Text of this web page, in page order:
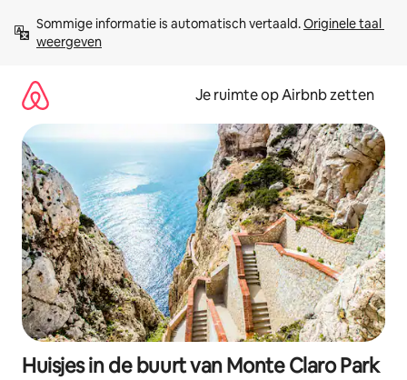
direct
naar
Sommige informatie is automatisch vertaald. Originele taal
weergeven
Je ruimte op Airbnb zetten
Huisjes in de buurt van Monte Claro Park